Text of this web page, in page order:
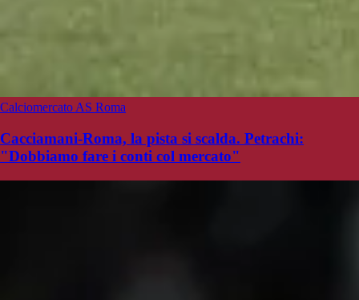
Calciomercato AS Roma
Cacciamani-Roma, la pista si scalda. Petrachi:
"Dobbiamo fare i conti col mercato"